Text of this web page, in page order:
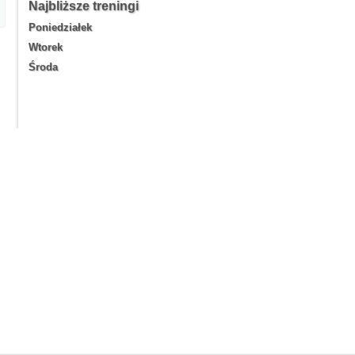
Najbliższe treningi
Poniedziałek
Wtorek
Środa